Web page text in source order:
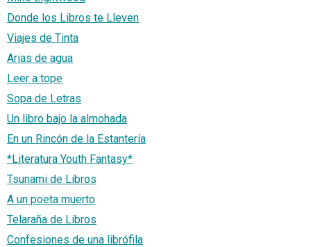
Donde los Libros te Lleven
Viajes de Tinta
Arias de agua
Leer a tope
Sopa de Letras
Un libro bajo la almohada
En un Rincón de la Estantería
*Literatura Youth Fantasy*
Tsunami de Libros
A un poeta muerto
Telaraña de Libros
Confesiones de una librófila